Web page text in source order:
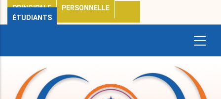
PRINCIPALE
PERSONNELLE
ÉTUDIANTS